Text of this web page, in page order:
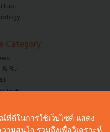
Category
& Biz
AI
Innov
ที่ดีในการใช้เว็บไซต์ แสดง
มสนใจ รวมถึงเพื่อวิเคราะห์